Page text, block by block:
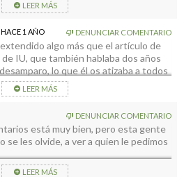
LEER MÁS
HACE 1 AÑO DENUNCIAR COMENTARIO
extendido algo más que el artículo de
IU, que también hablaba dos años
lo que él os atizaba a todos
LEER MÁS
DENUNCIAR COMENTARIO
está muy bien, pero esta gente
se les olvide, a ver a quien le pedimos
LEER MÁS